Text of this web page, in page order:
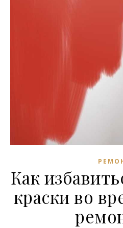
Как
краски во